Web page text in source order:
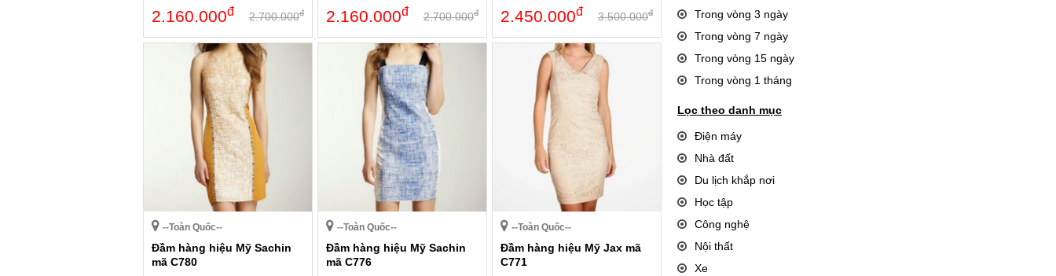
2.160.000đ 2.700.000đ 2.160.000đ 2.700.000đ 2.450.000đ 3.500.000đ
--Toàn Quốc--
Đầm hàng hiệu Mỹ Sachin
mã C780
--Toàn Quốc--
Đầm hàng hiệu Mỹ Sachin
mã C776
--Toàn Quốc--
Đầm hàng hiệu Mỹ Jax mã
C771
Trong vòng 3 ngày
Trong vòng 7 ngày
Trong vòng 15 ngày
Trong vòng 1 tháng
Lọc theo danh mục
Điện máy
Nhà đất
Du lịch khắp nơi
Học tập
Công nghệ
Nội thất
Xe